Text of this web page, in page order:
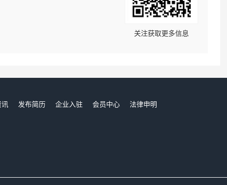
关注获取更多信息
讯 发布简历 企业入驻 会员中心
法律申明